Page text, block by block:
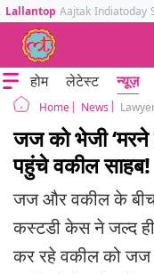
Lallantop Aajtak Indiatoday
होम लेटेस्ट न्यूज़
Home News
जज को भेजी ‘मरने
पहुंचे वकील साहब!
जज और वकील के बीच
कस्टडी केस ने जल्द
कर रहे वकील को जज